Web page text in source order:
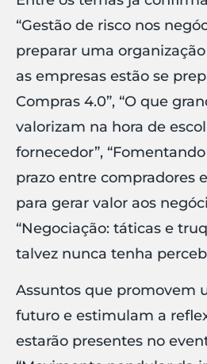
“Gestão de risco nos
preparar uma
as empresas estão se
Compras 4.0”, “O que
valorizam na hora de
fornecedor”,
prazo entre compradores
para gerar valor aos
“Negociação: táticas e
talvez nunca tenha
Assuntos que promovem
futuro e estimulam a
estarão presentes no